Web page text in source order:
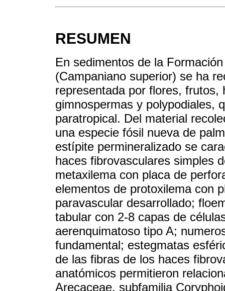
RESUMEN
En sedimentos de la
(Campaniano superior) se ha
representada por flores,
gimnospermas y polypodiales,
paratropical. Del material
una especie fósil nueva de
estípite permineralizado se
haces fibrovasculares simples
metaxilema con placa de
elementos de protoxilema con
paravascular desarrollado;
tabular con 2-8 capas de
aerenquimatoso tipo A;
fundamental; estegmatas
de las fibras de los haces
anatómicos permitieron
Arecaceae, subfamilia